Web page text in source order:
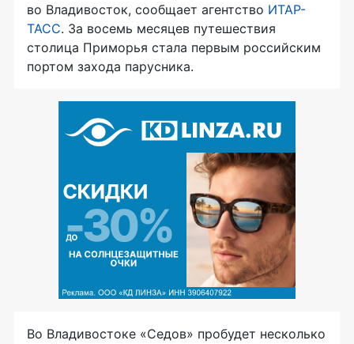
во Владивосток, сообщает агентство ИТАР-
ТАСС. За восемь месяцев путешествия
столица Приморья стала первым российским
портом захода парусника.
Во Владивостоке «Седов» пробудет несколько